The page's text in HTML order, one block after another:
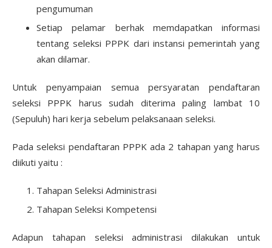
pengumuman
Setiap pelamar berhak memdapatkan informasi
tentang seleksi PPPK dari instansi pemerintah yang
akan dilamar.
Untuk penyampaian semua persyaratan pendaftaran
seleksi PPPK harus sudah diterima paling lambat 10
(Sepuluh) hari kerja sebelum pelaksanaan seleksi.
Pada seleksi pendaftaran PPPK ada 2 tahapan yang harus
diikuti yaitu :
Tahapan Seleksi Administrasi
Tahapan Seleksi Kompetensi
Adapun tahapan seleksi administrasi dilakukan untuk